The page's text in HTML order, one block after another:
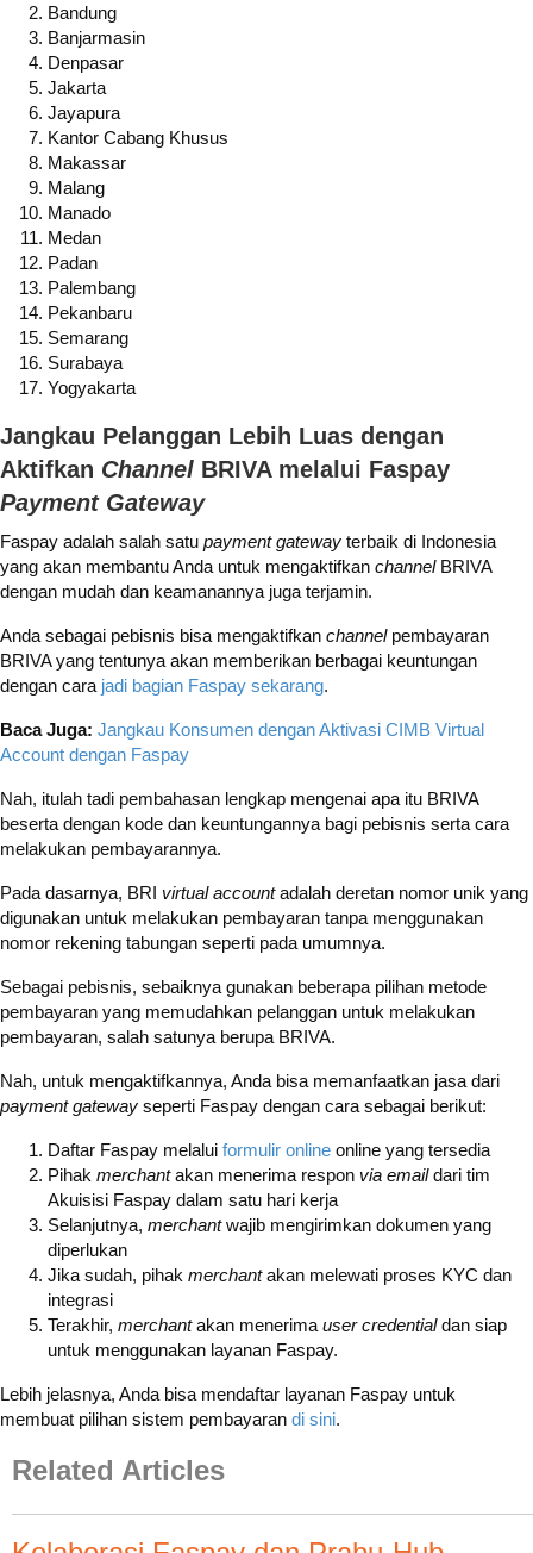
Bandung
Banjarmasin
Denpasar
Jakarta
Jayapura
Kantor Cabang Khusus
Makassar
Malang
Manado
Medan
Padan
Palembang
Pekanbaru
Semarang
Surabaya
Yogyakarta
Jangkau Pelanggan Lebih Luas dengan
Aktifkan Channel BRIVA melalui Faspay
Payment Gateway
Faspay adalah salah satu payment gateway terbaik di Indonesia
yang akan membantu Anda untuk mengaktifkan channel BRIVA
dengan mudah dan keamanannya juga terjamin.
Anda sebagai pebisnis bisa mengaktifkan channel pembayaran
BRIVA yang tentunya akan memberikan berbagai keuntungan
dengan cara jadi bagian Faspay sekarang.
Baca Juga: Jangkau Konsumen dengan Aktivasi CIMB Virtual
Account dengan Faspay
Nah, itulah tadi pembahasan lengkap mengenai apa itu BRIVA
beserta dengan kode dan keuntungannya bagi pebisnis serta cara
melakukan pembayarannya.
Pada dasarnya, BRI virtual accountadalah deretan nomor unik yang
digunakan untuk melakukan pembayaran tanpa menggunakan
nomor rekening tabungan seperti pada umumnya.
Sebagai pebisnis, sebaiknya gunakan beberapa pilihan metode
pembayaran yang memudahkan pelanggan untuk melakukan
pembayaran, salah satunya berupa BRIVA.
Nah, untuk mengaktifkannya, Anda bisa memanfaatkan jasa dari
payment gateway seperti Faspay dengan cara sebagai berikut:
Daftar Faspay melalui formulir online online yang tersedia
Pihak merchantakan menerima respon via emaildari tim
Akuisisi Faspay dalam satu hari kerja
Selanjutnya, merchantwajib mengirimkan dokumen yang
diperlukan
Jika sudah, pihak merchantakan melewati proses KYC dan
integrasi
Terakhir, merchantakan menerima user credentialdan siap
untuk menggunakan layanan Faspay.
Lebih jelasnya, Anda bisa mendaftar layanan Faspay untuk
membuat pilihan sistem pembayaran di sini.
Related Articles